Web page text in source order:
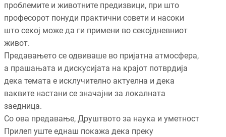
проблемите и животните предизвици, при што
професорот понуди практични совети и насоки
што секој може да ги примени во секојдневниот
живот.
Предавањето се одвиваше во пријатна атмосфера,
а прашањата и дискусијата на крајот потврдија
дека темата е исклучително актуелна и дека
ваквите настани се значајни за локалната
заедница.
Со ова предавање, Друштвото за наука и уметност
Прилеп уште еднаш покажа дека преку